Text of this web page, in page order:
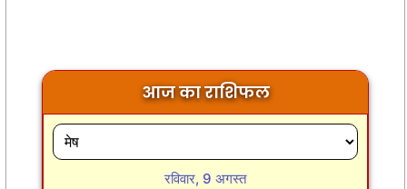
आज का राशिफल
रविवार, 9 अगस्त